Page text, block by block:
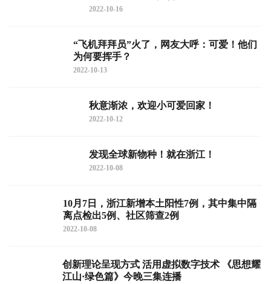
2022-10-16
“飞机拜拜员”火了，网友大呼：可爱！他们
为何要挥手？
2022-10-13
秋意渐浓，欢迎小可爱回家！
2022-10-12
发现全球新物种！就在浙江！
2022-10-08
10月7日，浙江新增本土阳性7例，其中集中隔
离点检出5例、社区筛查2例
2022-10-08
创新理论呈现方式 活用虚拟数字技术 《思想耀
江山·绿色篇》今晚三集连播